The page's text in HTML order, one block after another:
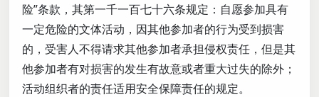
险”条款，其第一千一百七十六条规定：自愿参加具有
一定危险的文体活动，因其他参加者的行为受到损害
的，受害人不得请求其他参加者承担侵权责任，但是其
他参加者有对损害的发生有故意或者重大过失的除外；
活动组织者的责任适用安全保障责任的规定。